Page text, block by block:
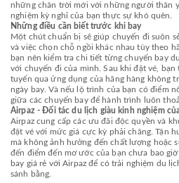
những chân trời mới với những người thân
nghiệm kỳ nghỉ của bạn thực sự khó quên.
Những điều cần biết trước khi bay
Một chút chuẩn bị sẽ giúp chuyến đi suôn
và việc chọn chỗ ngồi khác nhau tùy theo
bạn nên kiểm tra chi tiết từng chuyến bay
với chuyến đi của mình. Sau khi đặt vé,
tuyến qua ứng dụng của hãng hàng không
ngày bay. Và nếu lộ trình của bạn có điểm
giữa các chuyến bay để hành trình luôn
Airpaz - Đối tác du lịch giàu kinh nghiệm
Airpaz cung cấp các ưu đãi độc quyền và
đặt vé với mức giá cực kỳ phải chăng. Tận
mà không ảnh hưởng đến chất lượng hoặc
đến điểm đến mơ ước của bạn chưa bao
bay giá rẻ với Airpaz để có trải nghiệm du
sánh bằng.